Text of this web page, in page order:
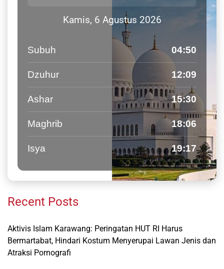
Kamis, 6 Agustus 2026
Subuh 04:50
Dzuhur 12:09
Ashar 15:30
Maghrib 18:06
Isya 19:17
Recent Posts
Aktivis Islam Karawang: Peringatan HUT RI Harus
Bermartabat, Hindari Kostum Menyerupai Lawan Jenis dan
Atraksi Pornografi